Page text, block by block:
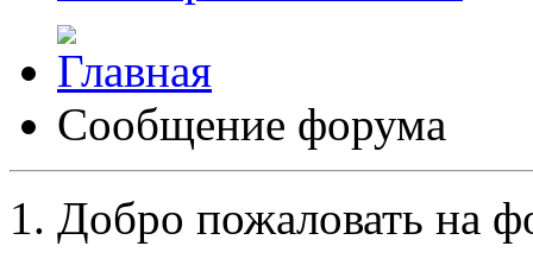
Сообщение форума
Добро пожаловать на